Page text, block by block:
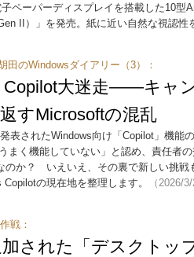
ペーパーディスプレイを搭載した10型
II）」を発売。紙に近い自然な視認性
田のWindowsダイアリー（3）：
Copilot大迷走――キャ
すMicrosoftの混乱
表されたWindows向け「Copilot」機能
まく機能していない」と認め、責任者
のか？ いえいえ、その裏で新しい挑戦
の現在地を整理します。
（2026/
戦：
された「デスクトッ